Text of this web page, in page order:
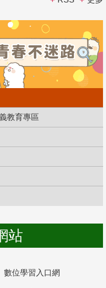
教育專區
站
數位學習入口網